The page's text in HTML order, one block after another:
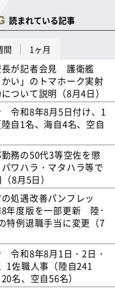
読まれている記事
間 1ヶ月
長が記者会見 護衛艦
かい」のトマホーク実射
ついて説明（8月4日）
令和8年8月5日付け、1
自1名、海自4名、空自
務の50代3等空佐を懲
ワハラ・マタハラ等で
8月5日）
の処遇改善パンフレッ
8年度版を一部更新 陸･
特例退職手当に変更（7
令和8年8月1日・2日・
1佐職人事（陸自241
名、空自56名）